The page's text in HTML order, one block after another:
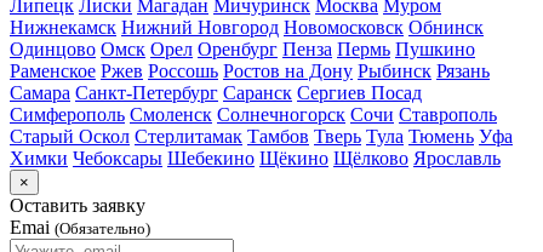
Липецк Лиски Магадан Мичуринск Москва Муром
Нижнекамск Нижний Новгород Новомосковск Обнинск
Одинцово Омск Орел Оренбург Пенза Пермь Пушкино
Раменское Ржев Россошь Ростов на Дону Рыбинск Рязань
Самара Санкт-Петербург Саранск Сергиев Посад
Симферополь Смоленск Солнечногорск Сочи Ставрополь
Старый Оскол Стерлитамак Тамбов Тверь Тула Тюмень Уфа
Химки Чебоксары Шебекино Щёкино Щёлково Ярославль
×
Оставить заявку
Emai (Обязательно)